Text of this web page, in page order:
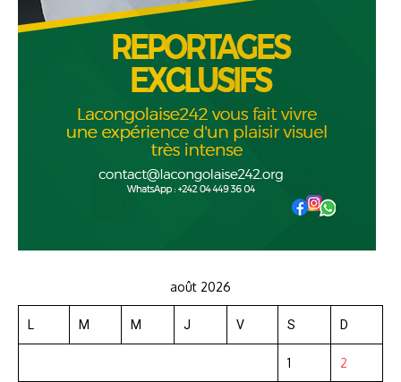
août 2026
L M M J V S D
1 2